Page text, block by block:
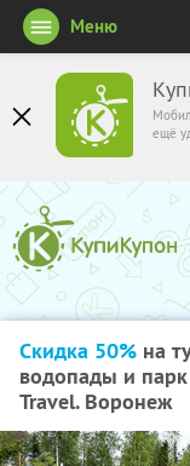
ещё
Меню
Скидка 50% на
водопады и парк
Travel. Воронеж